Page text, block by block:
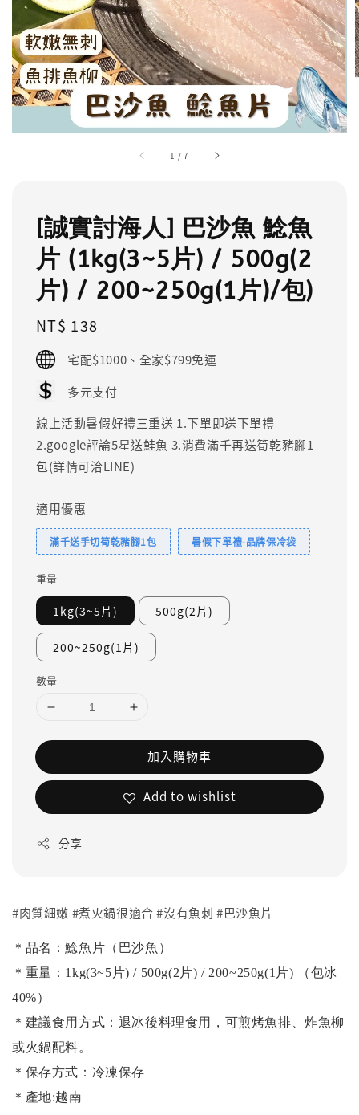
1 /7
[誠實討海人] 巴沙魚 鯰魚
片 (1kg(3~5片) / 500g(2
片) / 200~250g(1片)/包)
Regular
price
NT$ 138
宅配$1000、全家$799免運
多元支付
線上活動暑假好禮三重送 1.下單即送下單禮
2.google評論5星送鮭魚 3.消費滿千再送筍乾豬腳1
包(詳情可洽LINE)
適用優惠
滿千送手切筍乾豬腳1包 暑假下單禮-品牌保冷袋
重量
1kg(3~5片) 500g(2片)
200~250g(1片)
數量
加入購物車
Add to wishlist
分享
#肉質細嫩 #煮火鍋很適合 #沒有魚刺 #巴沙魚片
＊品名：鯰魚片（巴沙魚）
＊重量：1kg(3~5片) / 500g(2片) / 200~250g(1片) （包冰
40%）
＊建議食用方式：退冰後料理食用，可煎烤魚排、炸魚柳
或火鍋配料。
＊保存方式：冷凍保存
＊產地:越南